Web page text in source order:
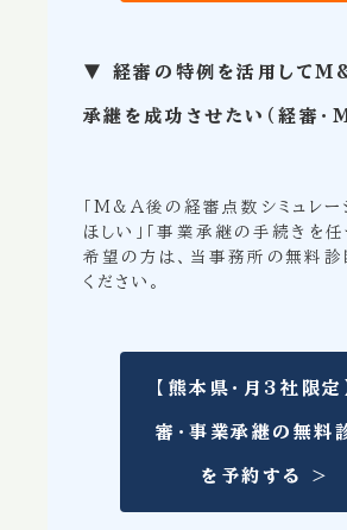
▼ 経審の特例を活用して
承継を成功させたい（経審・
「M&A後の経審点数シミュレー
ほしい」「事業承継の手続きを任
希望の方は、当事務所の無料診
ください。
【熊本県・月3社限定
審・事業承継の無料
を予約する ＞